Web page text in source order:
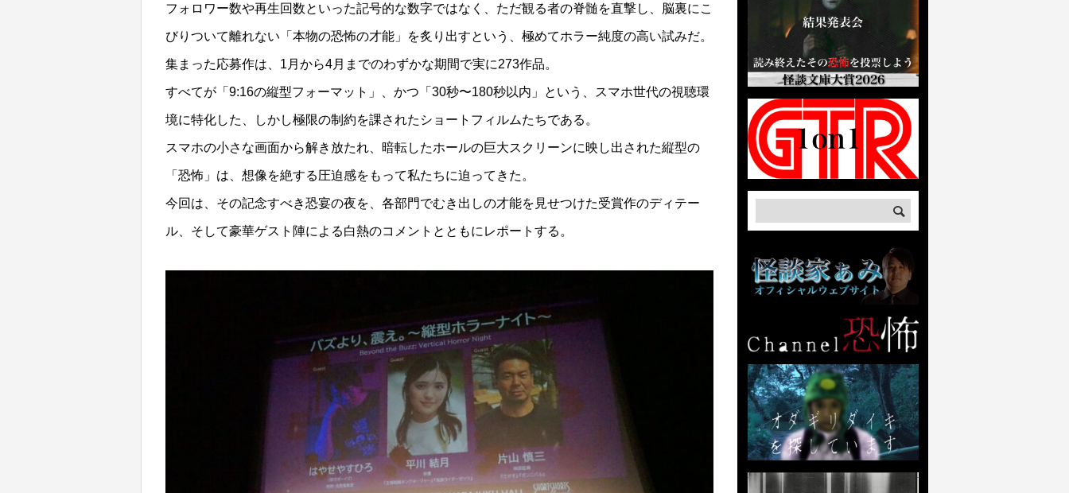
フォロワー数や再生回数といった記号的な数字ではなく、ただ観る者の脊髄を直撃し、脳裏にこ
びりついて離れない「本物の恐怖の才能」を炙り出すという、極めてホラー純度の高い試みだ。
集まった応募作は、1月から4月までのわずかな期間で実に273作品。
すべてが「9:16の縦型フォーマット」、かつ「30秒〜180秒以内」という、スマホ世代の視聴環
境に特化した、しかし極限の制約を課されたショートフィルムたちである。
スマホの小さな画面から解き放たれ、暗転したホールの巨大スクリーンに映し出された縦型の
「恐怖」は、想像を絶する圧迫感をもって私たちに迫ってきた。
今回は、その記念すべき恐宴の夜を、各部門でむき出しの才能を見せつけた受賞作のディテー
ル、そして豪華ゲスト陣による白熱のコメントとともにレポートする。